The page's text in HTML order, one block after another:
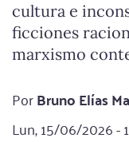
cultura e
ficciones
marxismo
PorBruno Elías
Lun, 15/06/2026 -